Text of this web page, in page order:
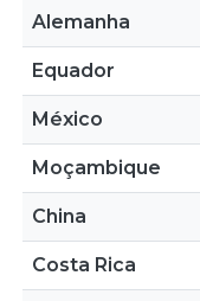
Alemanha
Equador
México
Moçambique
China
Costa Rica